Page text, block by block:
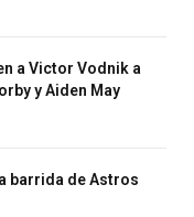
a Victor Vodnik a
y Aiden May
barrida de Astros